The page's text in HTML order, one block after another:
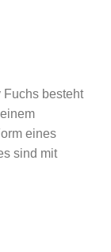
Fuchs besteht
eines
sind mit